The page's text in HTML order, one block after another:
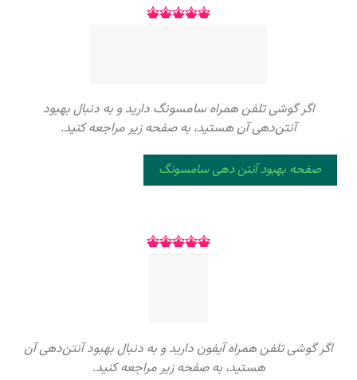
اگر گوشی تلفن همراه سامسونگ دارید و به دنبال بهبود
آنتن‌دهی آن هستید، به صفحه زیر مراجعه کنید.
صفحه بهبود آنتن دهی سامسونگ
اگر گوشی تلفن همراه آیفون دارید و به دنبال بهبود آنتن‌دهی آن
هستید، به صفحه زیر مراجعه کنید.